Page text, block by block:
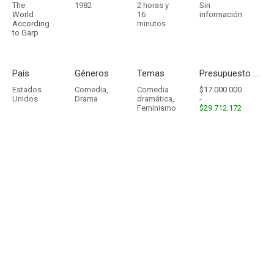
The
World
According
to Garp
1982
2 horas y
16
minutos
Sin
información
País
Estados
Unidos
Géneros
Comedia,
Drama
Temas
Comedia
dramática,
Feminismo
Presupuesto - Ingresos
$17.000.000
-
$29.712.172